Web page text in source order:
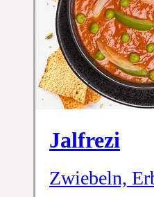
Jalfrezi
Zwiebeln,